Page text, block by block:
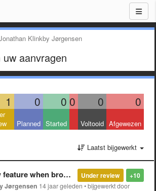
Klinkby Jørgensen
aanvragen
1 0 0 0 0 0
Planned Started Voltooid Afgewezen
Laatst bijgewerkt
+10
Under review
browsing the main gallery
Jørgensen 14 jaar geleden •bijgewerkt door